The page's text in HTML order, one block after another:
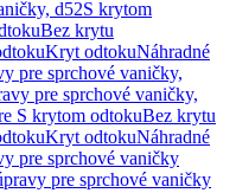
d52S krytom
Bez krytu
Kryt odtokuNáhradné
pre sprchové vaničky,
pre sprchové vaničky,
S krytom odtokuBez krytu
Kryt odtokuNáhradné
pre sprchové vaničky
pre sprchové vaničky